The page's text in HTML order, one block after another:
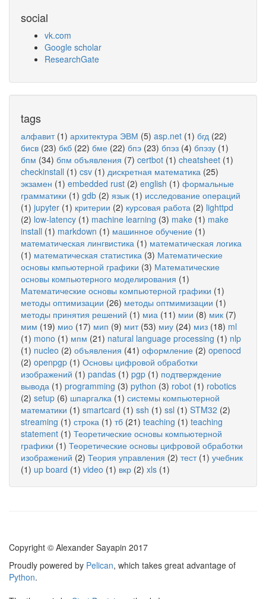
social
vk.com
Google scholar
ResearchGate
tags
алфавит(1) архитектура ЭВМ (5) asp.net (1) бгд (22)
бисв (23) бкб (22) бме (22) бпэ (23) бпэз (4) бпэзу (1)
бпм (34) бпм объявления (7) certbot (1) cheatsheet (1)
checkinstall (1) csv (1) дискретная математика (25)
экзамен (1) embedded rust (2) english (1) формальные
грамматики (1) gdb (2) язык (1) исследование операций
(1) jupyter (1) критерии (2) курсовая работа (2) lighttpd
(2) low-latency (1) machine learning (3) make (1) make
install (1) markdown (1) машинное обучение (1)
математическая лингвистика (1) математическая логика
(1) математическая статистика (3) Математические
основы кмпьютерной графики (3) Математические
основы компьютерного моделирования (1)
Математические основы компьютерной графики (1)
методы оптимизации (26) методы оптмимизации (1)
методы принятия решений (1) миа (11) мии (8) мик (7)
мим (19) мио (17) мип (9) мит(53) миу (24) миз (18) ml
(1) mono (1) мпм (21) natural language processing (1) nlp
(1) nucleo (2) объявления (41) оформление (2) openocd
(2) openpgp (1) Основы цифровой обработки
изображений (1) pandas (1) pgp (1) подтверждение
вывода (1) programming (3) python (3) robot (1) robotics
(2) setup (6) шпаргалка (1) системы компьютерной
математики (1) smartcard (1) ssh (1) ssl (1) STM32 (2)
streaming (1) строка (1) тб (21) teaching (1) teaching
statement (1) Теоретические основы компьютерной
графики (1) Теоретические основы цифровой обработки
изображений (2) Теория управления (2) тест(1) учебник
(1) up board (1) video (1) вкр (2) xls (1)
Copyright © Alexander Sayapin 2017
Proudly powered by Pelican, which takes great advantage of
Python.